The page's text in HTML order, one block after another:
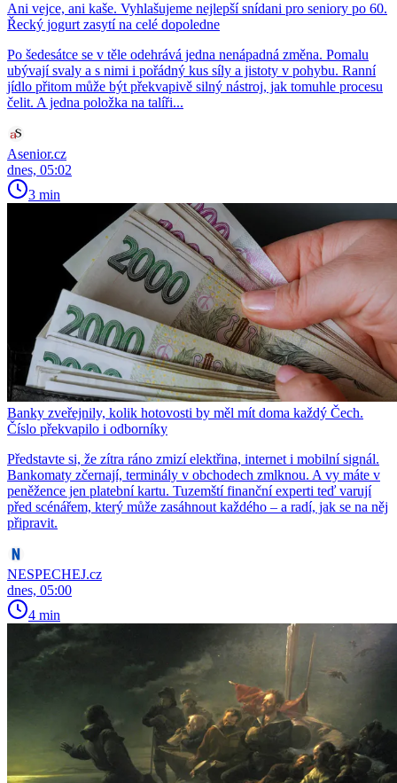
Ani vejce, ani kaše. Vyhlašujeme nejlepší snídani pro seniory po 60.
Řecký jogurt zasytí na celé dopoledne
Po šedesátce se v těle odehrává jedna nenápadná změna. Pomalu
ubývají svaly a s nimi i pořádný kus síly a jistoty v pohybu. Ranní
jídlo přitom může být překvapivě silný nástroj, jak tomuhle procesu
čelit. A jedna položka na talíři...
Asenior.cz
dnes, 05:02
3 min
Banky zveřejnily, kolik hotovosti by měl mít doma každý Čech.
Číslo překvapilo i odborníky
Představte si, že zítra ráno zmizí elektřina, internet i mobilní signál.
Bankomaty zčernají, terminály v obchodech zmlknou. A vy máte v
peněžence jen platební kartu. Tuzemští finanční experti teď varují
před scénářem, který může zasáhnout každého – a radí, jak se na něj
připravit.
NESPECHEJ.cz
dnes, 05:00
4 min